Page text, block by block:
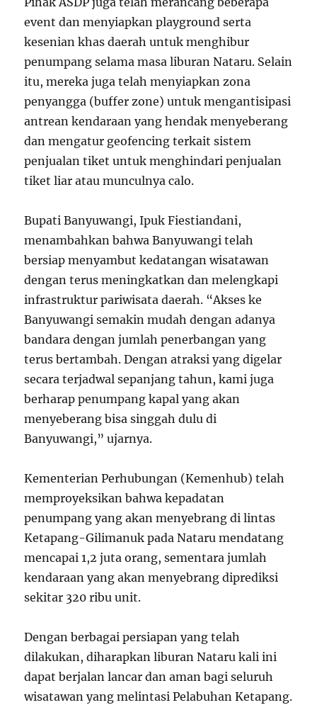
event dan menyiapkan playground serta
kesenian khas daerah untuk menghibur
penumpang selama masa liburan Nataru. Selain
itu, mereka juga telah menyiapkan zona
penyangga (buffer zone) untuk mengantisipasi
antrean kendaraan yang hendak menyeberang
dan mengatur geofencing terkait sistem
penjualan tiket untuk menghindari penjualan
tiket liar atau munculnya calo.
Bupati Banyuwangi, Ipuk Fiestiandani,
menambahkan bahwa Banyuwangi telah
bersiap menyambut kedatangan wisatawan
dengan terus meningkatkan dan melengkapi
infrastruktur pariwisata daerah. “Akses ke
Banyuwangi semakin mudah dengan adanya
bandara dengan jumlah penerbangan yang
terus bertambah. Dengan atraksi yang digelar
secara terjadwal sepanjang tahun, kami juga
berharap penumpang kapal yang akan
menyeberang bisa singgah dulu di
Banyuwangi,” ujarnya.
Kementerian Perhubungan (Kemenhub) telah
memproyeksikan bahwa kepadatan
penumpang yang akan menyebrang di lintas
Ketapang-Gilimanuk pada Nataru mendatang
mencapai 1,2 juta orang, sementara jumlah
kendaraan yang akan menyebrang diprediksi
sekitar 320 ribu unit.
Dengan berbagai persiapan yang telah
dilakukan, diharapkan liburan Nataru kali ini
dapat berjalan lancar dan aman bagi seluruh
wisatawan yang melintasi Pelabuhan Ketapang.